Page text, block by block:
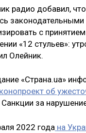
радио добавил,
с
«12 стульев»:
Олейник.
«Страна.ua»
об
Санкции за
2022 года на